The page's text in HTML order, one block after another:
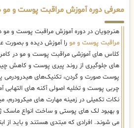
معرفی دوره آموزش مراقبت پوست و مو
هنرجویان در دوره آموزش مراقبت پوست و مو
مراقبت پوست و مو را آموزش دیده و بصورت
کلاس های آموزشی مراقبت پوست و مو در
های جلوگیری از روند پیری پوست و کاهش
پوست صورت و گردن، تکنیک‌های هیدرودرمی
چربی پوست و تخلیه اصولی آکنه های
نکات تکمیلی در زمینه مهارت های میکرودرم،
و بهبود لک های پوستی و ساخت انواع ماسک
می شوند. افرادی که مبتدی هستند و باید از